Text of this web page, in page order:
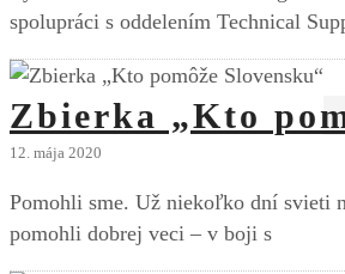
spolupráci s oddelením Technical
Zbierka „Kto
12. mája 2020
Pomohli sme. Už niekoľko dní svieti
pomohli dobrej veci – v boji s